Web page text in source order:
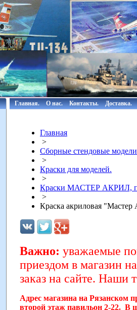
Главная. О нас. Контакты. Доставка.
Главная
>
Сборные стендовые
>
Краски для моделей.
>
Краски МАСТЕР АКРИЛ,
>
Краска акриловая
Важно: уважаемые
приездом в магазин
заказ на сайте. Наши
Адрес магазина на Рязанском
второй этаж павильон 2-22. В